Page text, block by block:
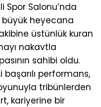
Spor Salonu’nda
heyecana
üstünlük kuran
nakavtla
sahibi oldu.
başarılı performans,
tribünlerden
kariyerine bir